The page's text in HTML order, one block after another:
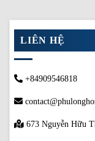
LIÊN HỆ
+84909546818
673 Nguyễn Hữu